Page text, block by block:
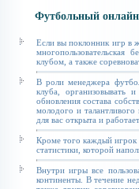
Футбольный
Если вы поклонник игр в
клубом, а также
В роли менеджера
клуба, организовывать
обновления состава
молодого и талантливого
для вас открыта и
Кроме того каждый игрок
статистики, которой
Внутри игры все
континенты. В течение